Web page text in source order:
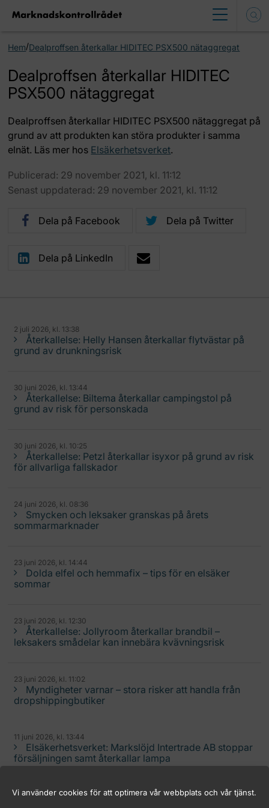
Vi använder cookies för att optimera vår webbplats och vår tjänst.
Hem/Dealproffsen återkallar HIDITEC PSX500 nätaggregat
Dealproffsen återkallar HIDITEC
PSX500 nätaggregat
Dealproffsen återkallar HIDITEC PSX500 nätaggregat på
grund av att produkten kan störa produkter i samma
elnät. Läs mer hos Elsäkerhetsverket.
Publicerad: 29 november 2021, kl. 11:12
Senast uppdaterad: 29 november 2021, kl. 11:12
Dela på Facebook Dela på Twitter
Dela på LinkedIn
2 juli 2026, kl. 13:38
Återkallelse: Helly Hansen återkallar flytvästar på
grund av drunkningsrisk
30 juni 2026, kl. 13:44
Återkallelse: Biltema återkallar campingstol på
grund av risk för personskada
30 juni 2026, kl. 10:25
Återkallelse: Petzl återkallar isyxor på grund av risk
för allvarliga fallskador
24 juni 2026, kl. 08:36
Smycken och leksaker granskas på årets
sommarmarknader
23 juni 2026, kl. 14:44
Dolda elfel och hemmafix – tips för en elsäker
sommar
23 juni 2026, kl. 12:30
Återkallelse: Jollyroom återkallar brandbil –
leksakers smådelar kan innebära kvävningsrisk
23 juni 2026, kl. 11:02
Myndigheter varnar – stora risker att handla från
dropshippingbutiker
11 juni 2026, kl. 13:44
Elsäkerhetsverket: Markslöjd Intertrade AB stoppar
försäljningen samt återkallar lampa